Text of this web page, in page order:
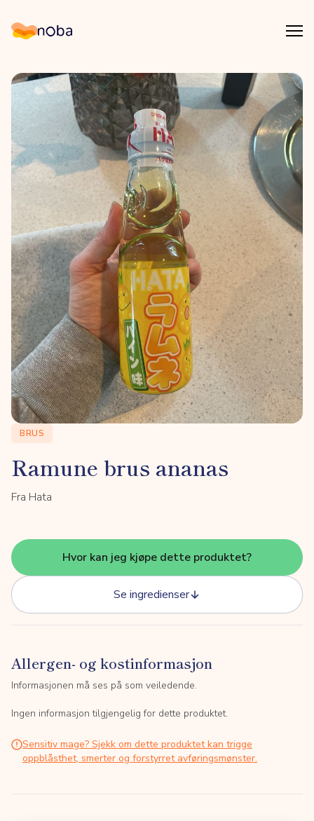
Noba
BRUS
Ramune brus ananas
Fra Hata
Hvor kan jeg kjøpe dette produktet?
Se ingredienser
Allergen- og kostinformasjon
Informasjonen må ses på som veiledende.
Ingen informasjon tilgjengelig for dette produktet.
Sensitiv mage? Sjekk om dette produktet kan trigge
oppblåsthet, smerter og forstyrret avføringsmønster.